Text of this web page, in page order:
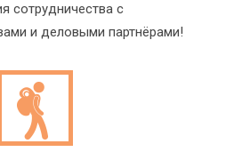
сотрудничества с
и деловыми партнёрами!